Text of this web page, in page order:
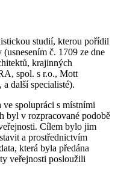
studií, kterou pořídil
č. 1709 ze dne
krajinných
spol. s r.o., Mott
další specialisté).
spolupráci s místními
byl v rozpracované podobě
Cílem bylo jim
a prostřednictvím
která byla předána
veřejnosti posloužili